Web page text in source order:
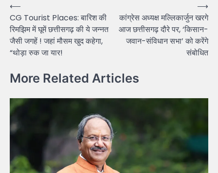
Post
navigation
⟵
CG Tourist Places: बारिश की
रिमझिम में घूमें छत्तीसगढ़ की ये जन्नत
जैसी जगहें ! जहां मौसम खुद कहेगा,
“थोड़ा रुक जा यार!
कांग्रेस अध्यक्ष मल्लिकार्जुन खरगे
आज छत्तीसगढ़ दौरे पर, ‘किसान-
जवान-संविधान सभा’ को करेंगे
संबोधित
⟶
More Related Articles